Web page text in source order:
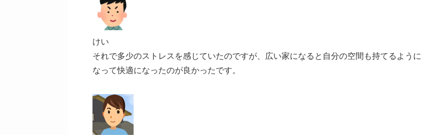
けい
それで多少のストレスを感じていたのですが、広い家になると自分の空間も持てるように
なって快適になったのが良かったです。